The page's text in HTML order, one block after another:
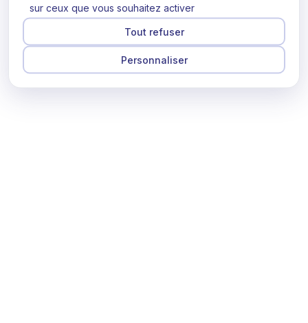
sur ceux que vous souhaitez activer
Tout refuser
Personnaliser